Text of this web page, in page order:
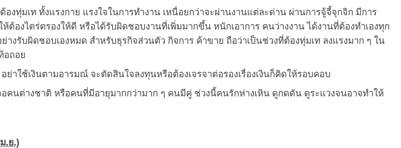
งทุ่มเท ทั้งแรงกาย แรงใจในการทำงาน เหนื่อยกว่าจะผ่านงานแต่ละด่าน ผ่านการจู้จี้จุกจิก มีการ
ห้ต้องไตร่ตรองให้ดี หรือได้รับผิดชอบงานที่เพิ่มมากขึ้น หนักเอาการ คนว่างงาน ได้งานที่ต้องทำเองทุก
างรับผิดชอบเองหมด สำหรับธุรกิจส่วนตัว กิจการ ค้าขาย ถือว่าเป็นช่วงที่ต้องทุ่มเท ลงแรงมาก ๆ ใน
อถอย
ย่าใช้เงินตามอารมณ์ จะตัดสินใจลงทุนหรือต้องเจรจาต่อรองเรื่องเงินก็คิดให้รอบคอบ
อคนต่างชาติ หรือคนที่มีอายุมากกว่ามาก ๆ คนมีคู่ ช่วงนี้คนรักห่างเหิน ดูกดดัน ดูระแวงจนอาจทำให้
.ย.)